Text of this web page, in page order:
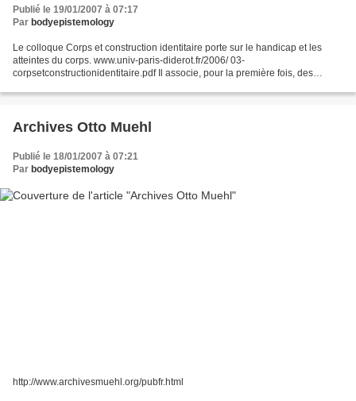
Publié le 19/01/2007 à 07:17
Par bodyepistemology
Le colloque Corps et construction identitaire porte sur le handicap et les
atteintes du corps. www.univ-paris-diderot.fr/2006/ 03-
corpsetconstructionidentitaire.pdf Il associe, pour la première fois, des
Archives Otto Muehl
Publié le 18/01/2007 à 07:21
Par bodyepistemology
http://www.archivesmuehl.org/pubfr.html